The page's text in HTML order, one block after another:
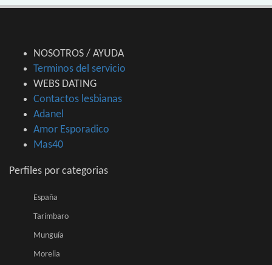
NOSOTROS / AYUDA
Terminos del servicio
WEBS DATING
Contactos lesbianas
Adanel
Amor Esporadico
Mas40
Perfiles por categorias
España
Tarímbaro
Munguía
Morelia